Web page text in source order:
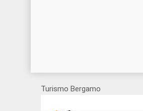
Turismo Bergamo